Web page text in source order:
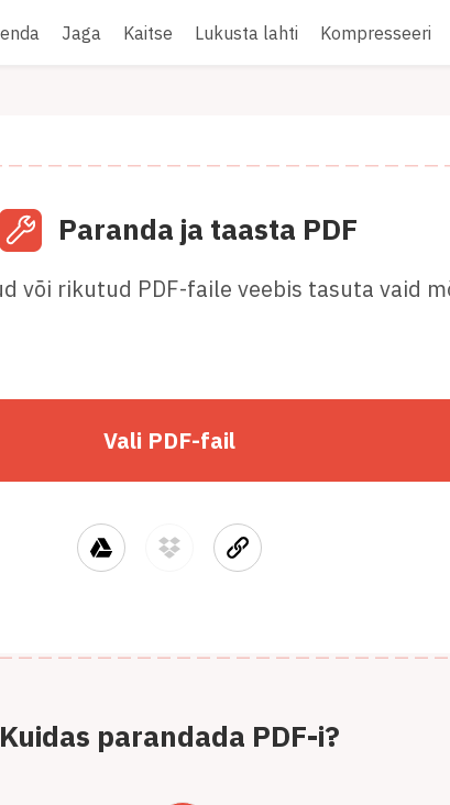
Jaga Kaitse Lukusta lahti Kompresseeri
Paranda ja taasta PDF
või rikutud PDF-faile veebis tasuta vaid
Vali PDF-fail
Kuidas parandada PDF-i?